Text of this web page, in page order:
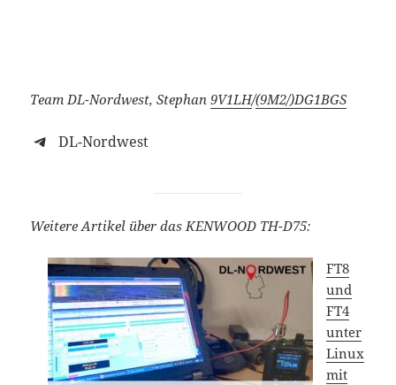
Team DL-Nordwest, Stephan9V1LH/(9M2/)DG1BGS
DL-Nordwest
Weitere Artikel über das KENWOOD TH-D75:
FT8
und
FT4
unter
Linux
mit